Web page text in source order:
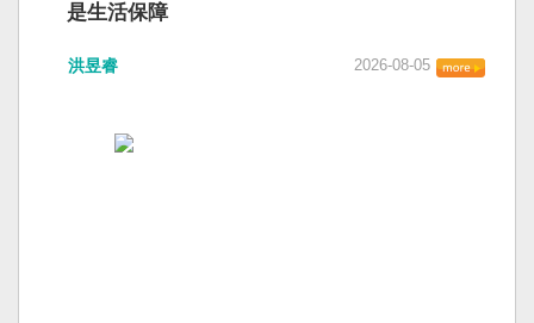
是生活保障
洪昱睿 2026-08-05